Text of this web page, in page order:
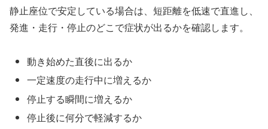
静止座位で安定している場合は、短距離を低速で直進し、
発進・走行・停止のどこで症状が出るかを確認します。
動き始めた直後に出るか
一定速度の走行中に増えるか
停止する瞬間に増えるか
停止後に何分で軽減するか